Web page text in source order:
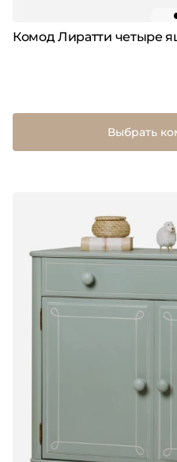
Комод Лиратти четыре
Выбрать